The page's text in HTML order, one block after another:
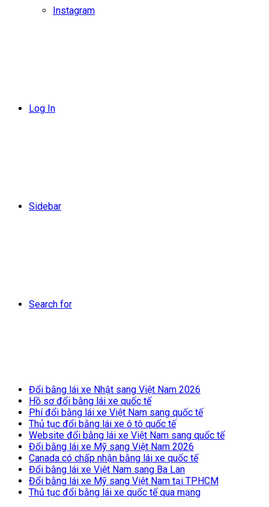
Instagram
Log In
Sidebar
Search for
Đổi bằng lái xe Nhật sang Việt Nam 2026
Hồ sơ đổi bằng lái xe quốc tế
Phí đổi bằng lái xe Việt Nam sang quốc tế
Thủ tục đổi bằng lái xe ô tô quốc tế
Website đổi bằng lái xe Việt Nam sang quốc tế
Đổi bằng lái xe Mỹ sang Việt Nam 2026
Canada có chấp nhận bằng lái xe quốc tế
Đổi bằng lái xe Việt Nam sang Ba Lan
Đổi bằng lái xe Mỹ sang Việt Nam tại TPHCM
Thủ tục đổi bằng lái xe quốc tế qua mạng